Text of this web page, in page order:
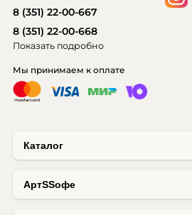
Каталог
AртSSофе
Мы принимаем к оплате
8 (351) 22-00-667
8 (351) 22-00-668
Показать подробно